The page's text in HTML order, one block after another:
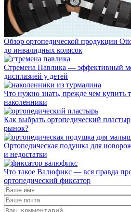
Обзор ортопедической продукции
до инвалидных колясок
Стремена Павлика — эффективный
дисплазией у детей
Что нужно знать, прежде чем купить
наколенники
Как выбрать ортопедический
рынок?
Ортопедическая подушка для
и недостатки
Что такое Валюфикс — вся правда
ортопедический фиксатор